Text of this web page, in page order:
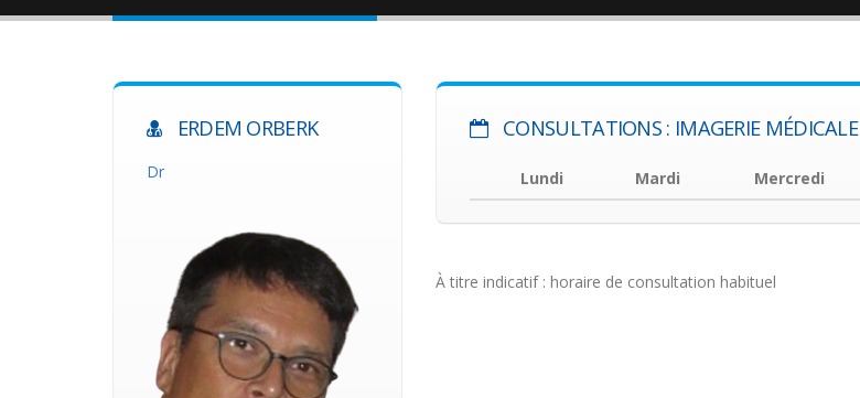
ERDEM ORBERK
Dr
CONSULTATIONS : IMAGERIE MÉDICALE
Lundi Mardi Mercredi
À titre indicatif : horaire de consultation habituel